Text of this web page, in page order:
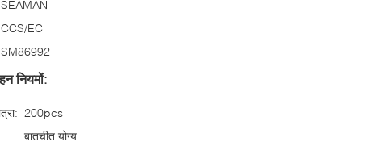
SEAMAN
CCS/EC
SM86992
नियमों:
200pcs
बातचीत योग्य